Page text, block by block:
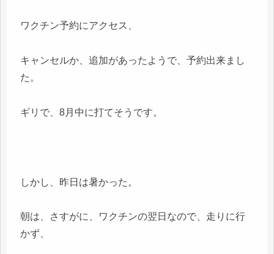
ワクチン予約にアクセス、
キャンセルか、追加があったようで、予約出来まし
た。
ギリで、8月中に打てそうです。
しかし、昨日は暑かった。
朝は、さすがに、ワクチンの翌日なので、走りに行
かず、